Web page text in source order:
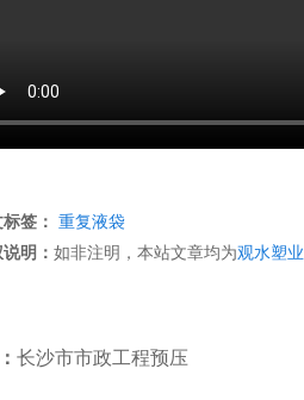
签： 重复液袋
明： 如非注明，本站文章均为观水塑业
长沙市市政工程预压